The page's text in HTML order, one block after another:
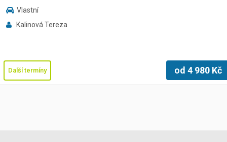
Vlastní
Kalinová Tereza
Další termíny od 4 980 Kč